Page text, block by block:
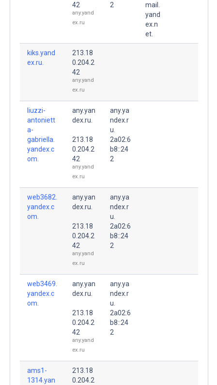
42
any.yand
ex.ru
2
mail.
yand
ex.n
et.
kiks.yand
ex.ru.
213.18
0.204.2
42
any.yand
ex.ru
liuzzi-
antoniett
a-
gabriella.
yandex.c
om.
any.yan
dex.ru.
213.18
0.204.2
42
any.yand
ex.ru
any.ya
ndex.r
u.
2a02:6
b8::24
2
web3682.
yandex.c
om.
any.yan
dex.ru.
213.18
0.204.2
42
any.yand
ex.ru
any.ya
ndex.r
u.
2a02:6
b8::24
2
web3469.
yandex.c
om.
any.yan
dex.ru.
213.18
0.204.2
42
any.yand
ex.ru
any.ya
ndex.r
u.
2a02:6
b8::24
2
ams1-
1314.yan
213.18
0.204.2